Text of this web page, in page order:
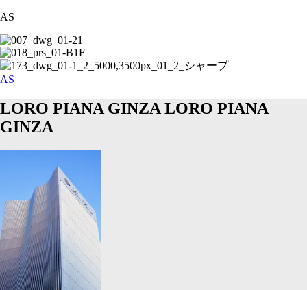
AS
AS
LORO PIANA GINZA LORO PIANA
GINZA